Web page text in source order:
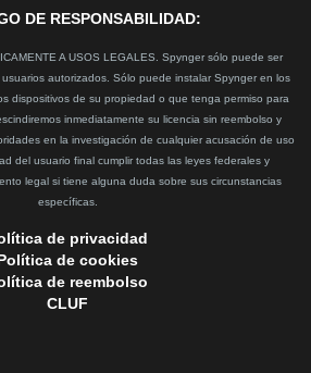
DE RESPONSABILIDAD:
A USOS LEGALES. Spynger sólo puede ser
autorizados. Sólo puede instalar Spynger en los
dispositivos de su propiedad o que tenga permiso para
inmediatamente su licencia sin reembolso y
en la investigación de cualquier acusación de uso
del usuario final cumplir todas las leyes federales y
legal si tiene alguna duda sobre sus circunstancias
específicas.
de privacidad
de cookies
de reembolso
CLUF